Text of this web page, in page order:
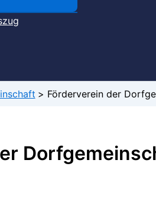
Förderverein der